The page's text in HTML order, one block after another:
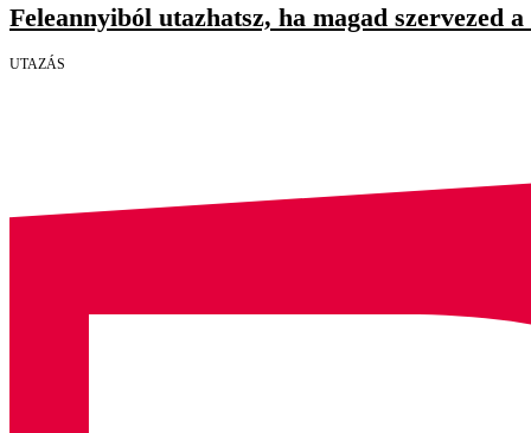
Feleannyiból utazhatsz, ha magad szervezed
UTAZÁS